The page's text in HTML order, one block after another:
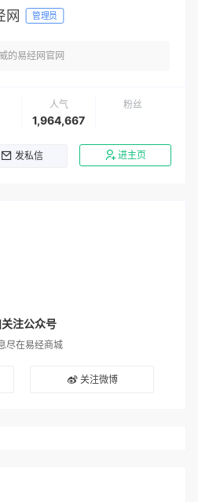
网 管理员
的易经网官网
人气
1,964,667
粉丝
发私信 进主页
注公众号
尽在易经商城
关注微博